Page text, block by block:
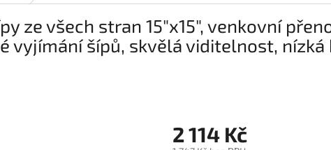
ze všech stran 15"x15", venkovní
vyjímání šípů, skvělá viditelnost,
2 114 Kč